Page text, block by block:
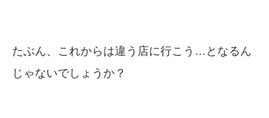
たぶん、これからは違う店に行こう…となるん
じゃないでしょうか？